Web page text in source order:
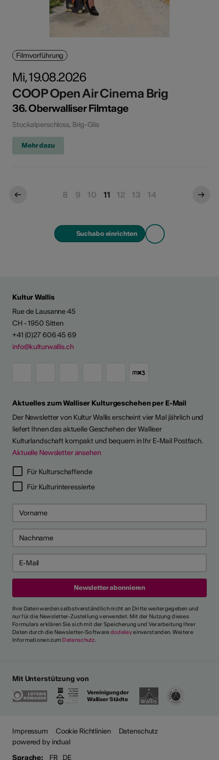
Filmvorführung
Mi, 19.08.2026
COOP Open Air Cinema Brig
36. Oberwalliser Filmtage
Stockalperschloss, Brig-Glis
Mehr dazu
8 9 10 11 12 13 14
Suchabo einrichten
Kultur Wallis
Rue de Lausanne 45
CH - 1950 Sitten
+41 (0)27 606 45 69
info@kulturwallis.ch
Aktuelles zum Walliser Kulturgeschehen per E-Mail
Der Newsletter von Kultur Wallis erscheint vier Mal jährlich und
liefert Ihnen das aktuelle Geschehen der Walliser
Kulturlandschaft kompakt und bequem in Ihr E-Mail Postfach.
Aktuelle Newsletter ansehen
Für Kulturschaffende
Für Kulturinteressierte
Ihre Daten werden selbstverständlich nicht an Dritte weitergegeben und
nur für die Newsletter-Zustellung verwendet. Mit der Nutzung dieses
Formulars erklären Sie sich mit der Speicherung und Verarbeitung Ihrer
Daten durch die Newsletter-Software dodeleyeinverstanden. Weitere
Informationen zum Datenschutz.
Mit Unterstützung von
Vereinigung der
Walliser Städte
Impressum Cookie Richtlinien
Datenschutz
powered by indual
Sprache:
FR DE